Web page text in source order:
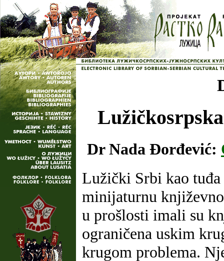
Dr Nada Đorđević:
Lužički Srbi kao
minijaturnu
u prošlosti imali su
ograničena uskim
krugom problema.